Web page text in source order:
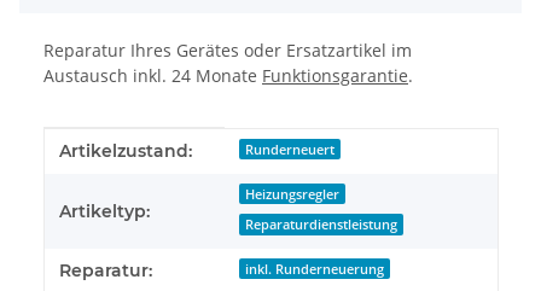
Reparatur Ihres Gerätes oder Ersatzartikel im
Austausch inkl. 24 Monate Funktionsgarantie.
Produkteigenschaft
Wert
Artikelzustand: Runderneuert
Artikeltyp:
Heizungsregler
Reparaturdienstleistung
Reparatur: inkl. Runderneuerung